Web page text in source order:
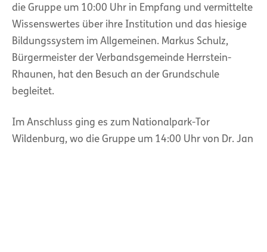
die Gruppe um 10:00 Uhr in Empfang und vermittelte
Wissenswertes über ihre Institution und das hiesige
Bildungssystem im Allgemeinen. Markus Schulz,
Bürgermeister der Verbandsgemeinde Herrstein-
Rhaunen, hat den Besuch an der Grundschule
begleitet.
Im Anschluss ging es zum Nationalpark-Tor
Wildenburg, wo die Gruppe um 14:00 Uhr von Dr. Jan